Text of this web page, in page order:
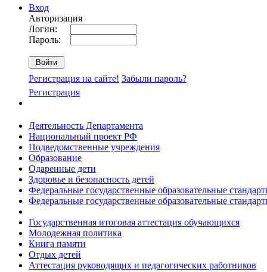
Вход
Авторизация
Логин:
Пароль:
Регистрация на сайте! Забыли пароль?
Регистрация
Деятельность Департамента
Национальный проект РФ
Подведомственные учреждения
Образование
Одаренные дети
Здоровье и безопасность детей
Федеральные государственные образовательные
Федеральные государственные образовательные
Государственная итоговая аттестация обучающихся
Молодежная политика
Книга памяти
Отдых детей
Аттестация руководящих и педагогических работников